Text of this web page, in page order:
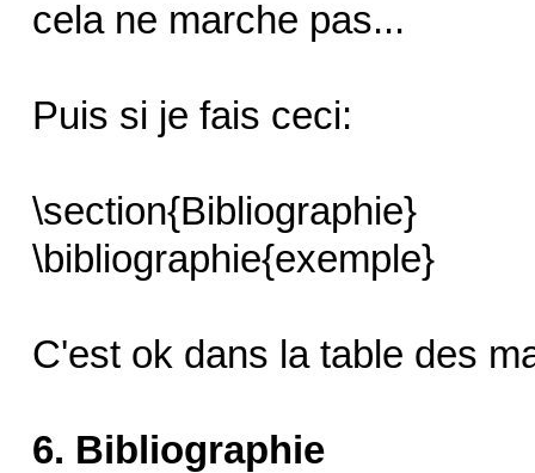
cela ne marche pas...
Puis si je fais ceci:
\section{Bibliographie}
\bibliographie{exemple}
C'est ok dans la table des
6. Bibliographie